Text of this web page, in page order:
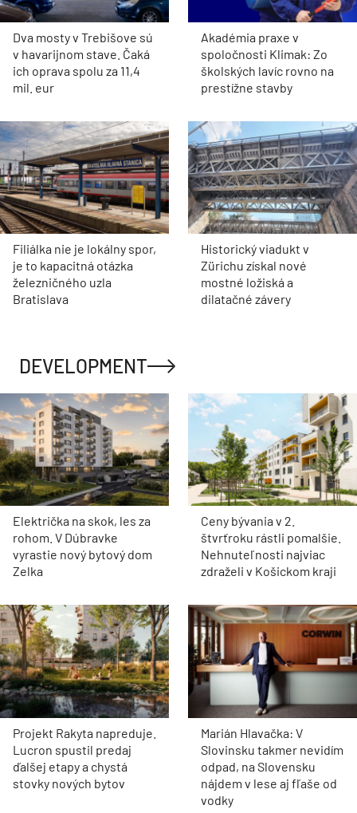
Dva mosty v Trebišove sú
v havarijnom stave. Čaká
ich oprava spolu za 11,4
mil. eur
Akadémia praxe v
spoločnosti Klimak: Zo
školských lavíc rovno na
prestížne stavby
Filiálka nie je lokálny spor,
je to kapacitná otázka
železničného uzla
Bratislava
Historický viadukt v
Zürichu získal nové
mostné ložiská a
dilatačné závery
DEVELOPMENT
Električka na skok, les za
rohom. V Dúbravke
vyrastie nový bytový dom
Zelka
Ceny bývania v 2.
štvrťroku rástli pomalšie.
Nehnuteľnosti najviac
zdraželi v Košickom kraji
Projekt Rakyta napreduje.
Lucron spustil predaj
ďalšej etapy a chystá
stovky nových bytov
Marián Hlavačka: V
Slovinsku takmer nevidím
odpad, na Slovensku
nájdem v lese aj fľaše od
vodky